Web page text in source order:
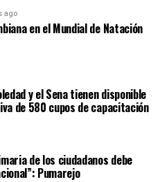
ago
en el Mundial de Natación
y el Sena tienen disponible
de 580 cupos de capacitación
de los ciudadanos debe
Pumarejo